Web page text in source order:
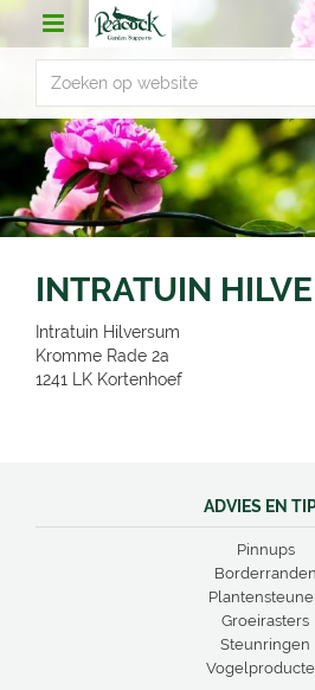
r
n
t
INTRATUIN
Intratuin Hilversum
Kromme Rade 2a
1241 LK Kortenhoef
ADVIES EN
Pinnups
Borderranden
Groeirasters
Steunringen